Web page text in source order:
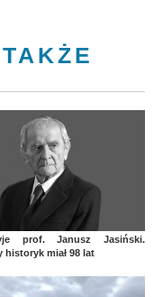
prof. Janusz Jasiński.
historyk miał 98 lat